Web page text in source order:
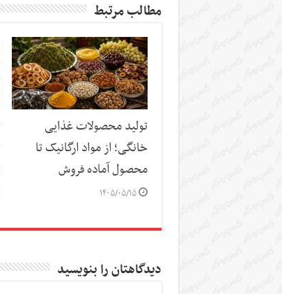
مطالب مرتبط
تولید محصولات غذایی
خانگی؛ از مواد ارگانیک تا
محصول آماده فروش
۱۴۰۵/۰۵/۱۵
دیدگاهتان را بنویسید